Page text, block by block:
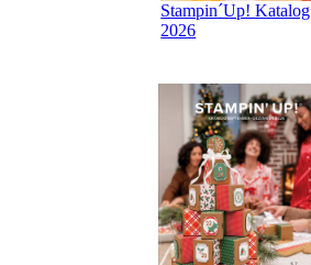
Stampin´Up! Katalog
2026